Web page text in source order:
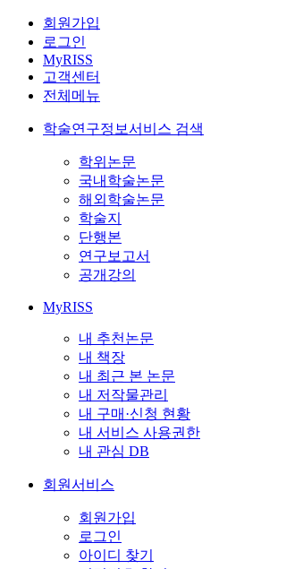
회원가입
로그인
MyRISS
고객센터
전체메뉴
학술연구정보서비스 검색
학위논문
국내학술논문
해외학술논문
학술지
단행본
연구보고서
공개강의
MyRISS
내 추천논문
내 책장
내 최근 본 논문
내 저작물관리
내 구매·신청 현황
내 서비스 사용권한
내 관심 DB
회원서비스
회원가입
로그인
아이디 찾기